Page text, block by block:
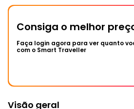
Consiga o melhor
Faça login agora para ver quanto
com o Smart Traveller
Visão geral